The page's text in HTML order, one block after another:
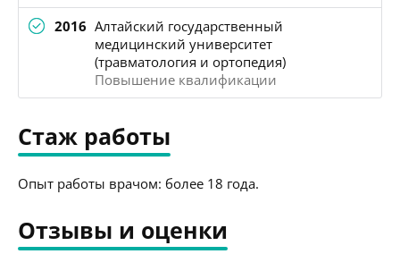
2016 Алтайский государственный
медицинский университет
(травматология и ортопедия)
Повышение квалификации
Стаж работы
Опыт работы врачом: более 18 года.
Отзывы и оценки